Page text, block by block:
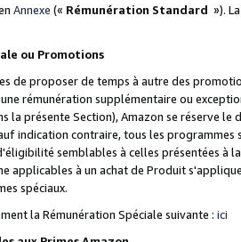
Annexe (« Rémunération Standard »).
ou Promotions
de proposer de temps à autre des
rémunération supplémentaire ou
la présente Section), Amazon se réserve
indication contraire, tous les
semblables à celles présentées à
applicables à un achat de Produit
spéciaux.
la Rémunération Spéciale suivante : ici